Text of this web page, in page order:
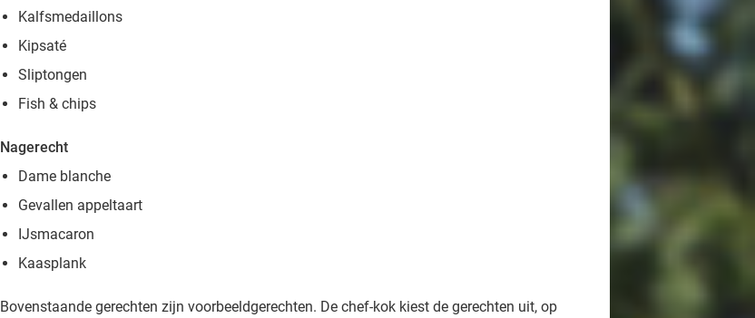
Kalfsmedaillons
Kipsaté
Sliptongen
Fish & chips
Nagerecht
Dame blanche
Gevallen appeltaart
IJsmacaron
Kaasplank
Bovenstaande gerechten zijn voorbeeldgerechten. De chef-kok kiest de gerechten uit, op